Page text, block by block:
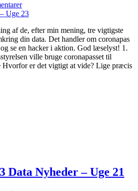
af de, efter min mening, tre vigtigste
din data. Det handler om coronapas
se en hacker i aktion. God læselyst! 1.
ville bruge coronapasset til
Hvorfor er det vigtigt at vide? Lige præcis
Data Nyheder – Uge 21